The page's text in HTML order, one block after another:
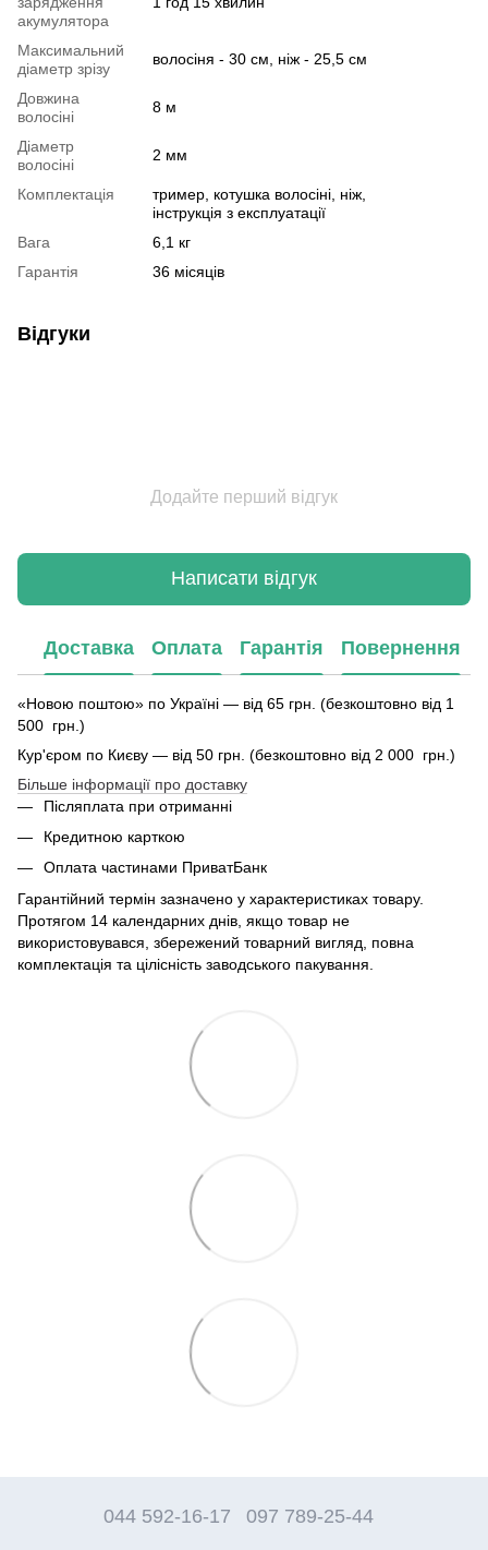
акумулятора
Максимальний
діаметр зрізу
волосіня - 30 см, ніж - 25,5 см
Довжина
волосіні
8 м
Діаметр
волосіні
2 мм
Комплектація
тример, котушка волосіні, ніж,
інструкція з експлуатації
Вага
6,1 кг
Гарантія
36 місяців
Відгуки
Додайте перший відгук
Написати відгук
Доставка Оплата Гарантія Повернення
«Новою поштою» по Україні — від 65 грн. (безкоштовно від 1
500 грн.)
Кур'єром по Києву — від 50 грн. (безкоштовно від 2 000 грн.)
Більше інформації про доставку
Післяплата при отриманні
Кредитною карткою
Оплата частинами ПриватБанк
Гарантійний термін зазначено у характеристиках товару.
Протягом 14 календарних днів, якщо товар не
використовувався, збережений товарний вигляд, повна
комплектація та цілісність заводського пакування.
044 592-16-17 097 789-25-44